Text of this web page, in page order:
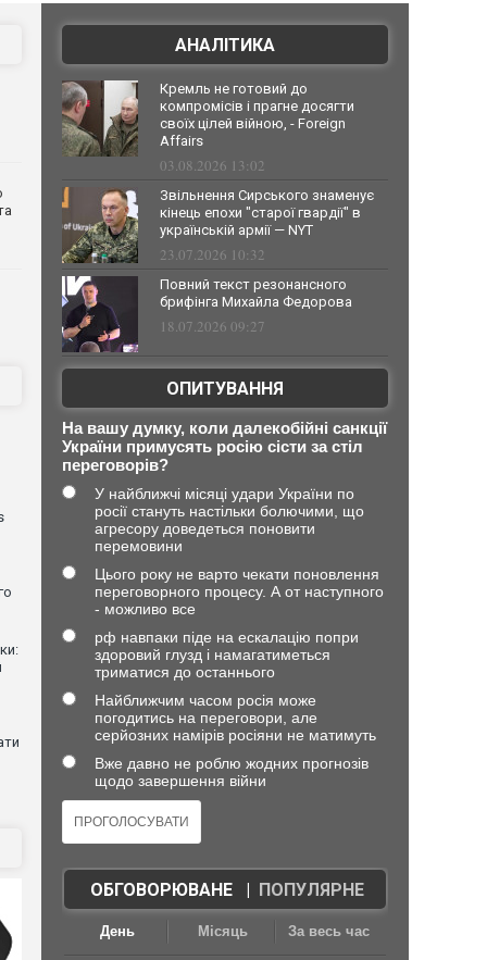
АНАЛІТИКА
Кремль не готовий до
компромісів і прагне досягти
своїх цілей війною, - Foreign
Affairs
03.08.2026 13:02
Звільнення Сирського знаменує
кінець епохи "старої гвардії" в
українській армії — NYT
23.07.2026 10:32
Повний текст резонансного
брифінга Михайла Федорова
18.07.2026 09:27
ОПИТУВАННЯ
На вашу думку, коли далекобійні санкції
України примусять росію сісти за стіл
переговорів?
У найближчі місяці удари України по
росії стануть настільки болючими, що
агресору доведеться поновити
перемовини
Цього року не варто чекати поновлення
переговорного процесу. А от наступного
- можливо все
рф навпаки піде на ескалацію попри
здоровий глузд і намагатиметься
триматися до останнього
Найближчим часом росія може
погодитись на переговори, але
серйозних намірів росіяни не матимуть
Вже давно не роблю жодних прогнозів
щодо завершення війни
ОБГОВОРЮВАНЕ| ПОПУЛЯРНЕ
День Місяць За весь час